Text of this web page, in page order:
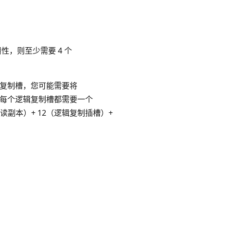
，则至少需要 4 个
制槽，您可能需要将
个逻辑复制槽都需要一个
副本）+ 12（逻辑复制插槽）+